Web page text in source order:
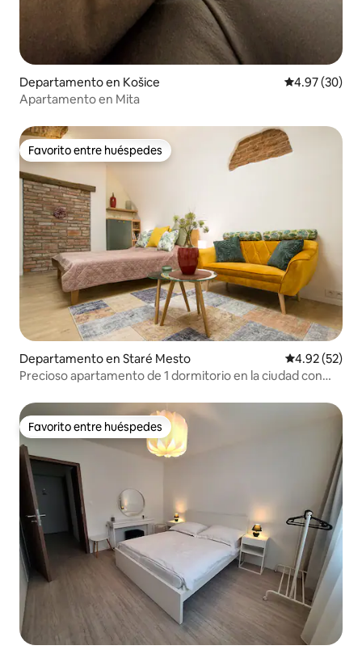
Departamento en Košice Calificación
4.97 (30)
Apartamento en Mita
Favorito entre huéspedes
Favorito entre huéspedes
Departamento en Staré Mesto Calificación
4.92 (52)
Precioso apartamento de 1 dormitorio en la ciudad con
Favorito entre huéspedes
Favorito entre huéspedes